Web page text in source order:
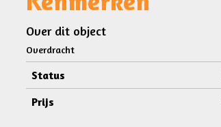
Over dit object
Overdracht
Status
Prijs